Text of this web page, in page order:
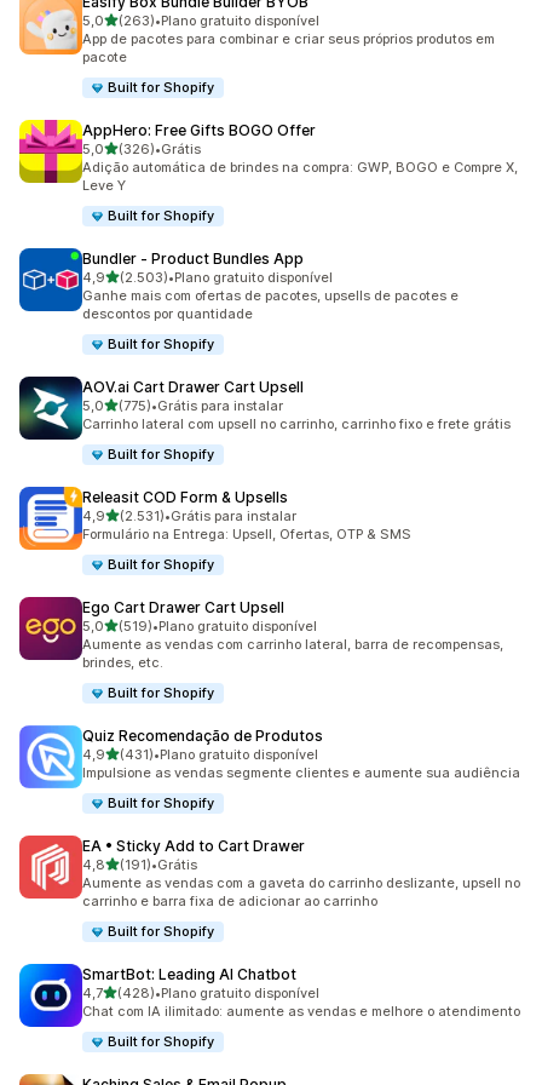
5,0de 5 estrelas
(263)
263 avaliações ao todo
•Plano gratuito disponível
App de pacotes para combinar e criar seus próprios produtos em
pacote
Built for Shopify
AppHero: Free Gifts BOGO Offer
5,0de 5 estrelas
(326)
326 avaliações ao todo
•Grátis
Adição automática de brindes na compra: GWP, BOGO e Compre X,
Leve Y
Built for Shopify
Bundler ‑ Product Bundles App
4,9de 5 estrelas
(2.503)
2503 avaliações ao todo
•Plano gratuito disponível
Ganhe mais com ofertas de pacotes, upsells de pacotes e
descontos por quantidade
Built for Shopify
AOV.ai Cart Drawer Cart Upsell
5,0de 5 estrelas
(775)
775 avaliações ao todo
•Grátis para instalar
Carrinho lateral com upsell no carrinho, carrinho fixo e frete grátis
Built for Shopify
Releasit COD Form & Upsells
4,9de 5 estrelas
(2.531)
2531 avaliações ao todo
•Grátis para instalar
Formulário na Entrega: Upsell, Ofertas, OTP & SMS
Built for Shopify
Ego Cart Drawer Cart Upsell
5,0de 5 estrelas
(519)
519 avaliações ao todo
•Plano gratuito disponível
Aumente as vendas com carrinho lateral, barra de recompensas,
brindes, etc.
Built for Shopify
Quiz Recomendação de Produtos
4,9de 5 estrelas
(431)
431 avaliações ao todo
•Plano gratuito disponível
Impulsione as vendas segmente clientes e aumente sua audiência
Built for Shopify
EA • Sticky Add to Cart Drawer
4,8de 5 estrelas
(191)
191 avaliações ao todo
•Grátis
Aumente as vendas com a gaveta do carrinho deslizante, upsell no
carrinho e barra fixa de adicionar ao carrinho
Built for Shopify
SmartBot: Leading AI Chatbot
4,7de 5 estrelas
(428)
428 avaliações ao todo
•Plano gratuito disponível
Chat com IA ilimitado: aumente as vendas e melhore o atendimento
Built for Shopify